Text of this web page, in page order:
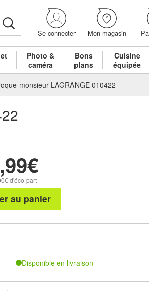
Se connecter Mon magasin
Photo &
caméra
Bons
plans
Cuisine
équipée
monsieur LAGRANGE 010422
d'éco-part
au panier
Disponible en livraison